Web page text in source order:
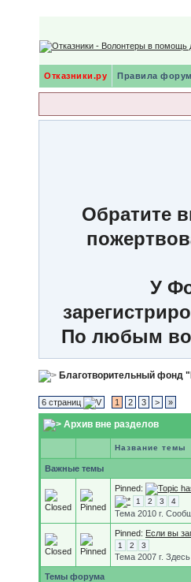
Отказники.ру Правила
Обратите
У
По любым
Благотворительный
6 страниц 1 2 3 > »
Архив вне разделов
Название темы
Важные темы
Pinned:
1 2 3 4
Тема 2010 г.
Pinned: Если вы
1 2 3
Тема 2007 г.
Темы форума